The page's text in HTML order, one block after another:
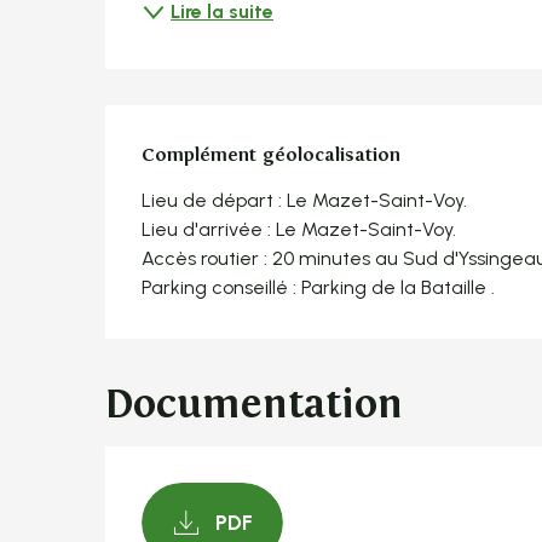
Lire la suite
Complément géolocalisation
Complément géolocalisation
Lieu de départ : Le Mazet-Saint-Voy.
Lieu d'arrivée : Le Mazet-Saint-Voy.
Accès routier : 20 minutes au Sud
Parking conseillé : Parking de la Bataille .
Documentation
PDF